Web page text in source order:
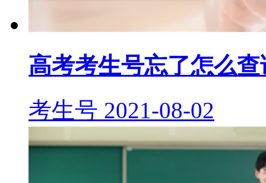
高考考生号忘了怎么查
考生号 2021-08-02